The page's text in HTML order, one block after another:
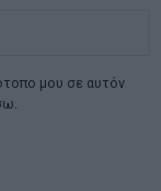
μου σε αυτόν